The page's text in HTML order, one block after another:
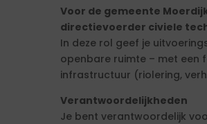
Voor de gemeente
directievoerder civiele
In deze rol geef je
openbare ruimte – met een
infrastructuur (riolering,
Verantwoordelijkheden
Je bent verantwoordelijk